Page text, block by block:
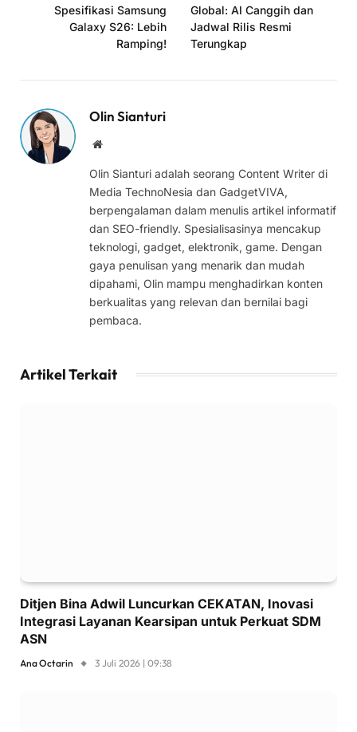
Spesifikasi Samsung
Galaxy S26: Lebih
Ramping!
Global: AI Canggih dan
Jadwal Rilis Resmi
Terungkap
Olin Sianturi
Website
Olin Sianturi adalah seorang Content Writer di
Media TechnoNesia dan GadgetVIVA,
berpengalaman dalam menulis artikel informatif
dan SEO-friendly. Spesialisasinya mencakup
teknologi, gadget, elektronik, game. Dengan
gaya penulisan yang menarik dan mudah
dipahami, Olin mampu menghadirkan konten
berkualitas yang relevan dan bernilai bagi
pembaca.
Artikel Terkait
Ditjen Bina Adwil Luncurkan CEKATAN, Inovasi
Integrasi Layanan Kearsipan untuk Perkuat SDM
ASN
Ana Octarin 3 Juli 2026 | 09:38